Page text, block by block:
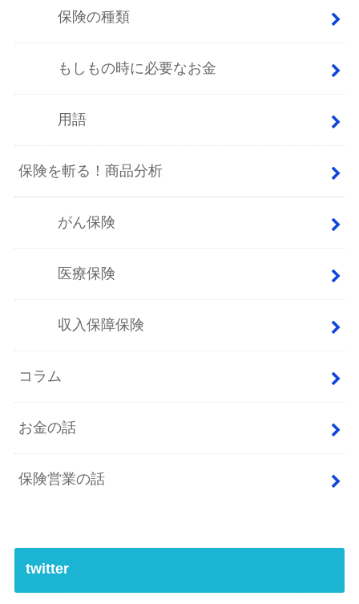
保険の種類
もしもの時に必要なお金
用語
保険を斬る！商品分析
がん保険
医療保険
収入保障保険
コラム
お金の話
保険営業の話
twitter